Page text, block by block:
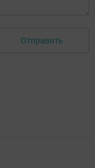
Отправить